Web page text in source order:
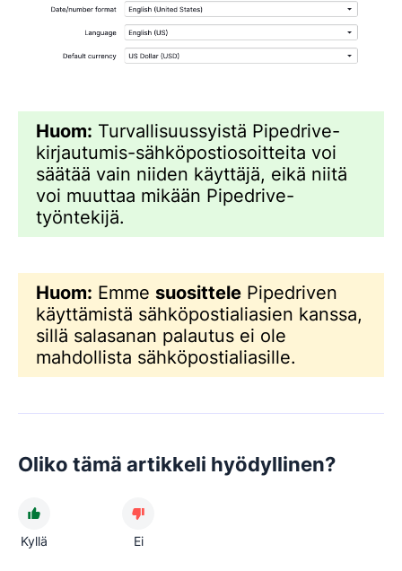
Huom: Turvallisuussyistä Pipedrive-
kirjautumis-sähköpostiosoitteita voi
säätää vain niiden käyttäjä, eikä niitä
voi muuttaa mikään Pipedrive-
työntekijä.
Huom: Emme suosittele Pipedriven
käyttämistä sähköpostialiasien kanssa,
sillä salasanan palautus ei ole
mahdollista sähköpostialiasille.
Oliko tämä artikkeli hyödyllinen?
Kyllä Ei